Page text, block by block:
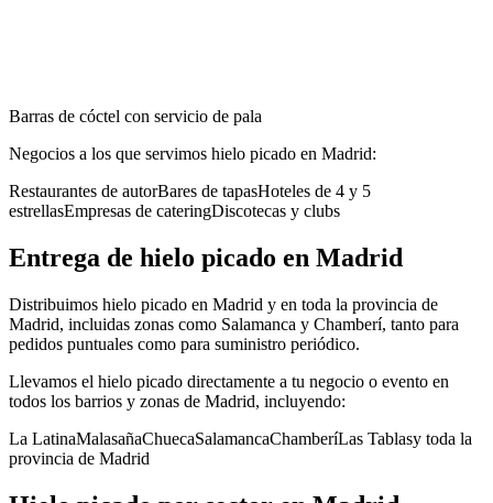
Barras de cóctel con servicio de pala
Negocios a los que servimos hielo picado en Madrid:
Restaurantes de autorBares de tapasHoteles de 4 y 5
estrellasEmpresas de cateringDiscotecas y clubs
Entrega de hielo picado en Madrid
Distribuimos hielo picado en Madrid y en toda la provincia de
Madrid, incluidas zonas como Salamanca y Chamberí, tanto para
pedidos puntuales como para suministro periódico.
Llevamos el hielo picado directamente a tu negocio o evento en
todos los barrios y zonas de Madrid, incluyendo:
La LatinaMalasañaChuecaSalamancaChamberíLas Tablasy toda la
provincia de Madrid